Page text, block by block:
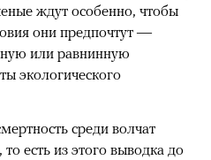
ждут особенно, чтобы
они предпочтут —
или равнинную
экологического
среди волчат
есть из этого выводка до